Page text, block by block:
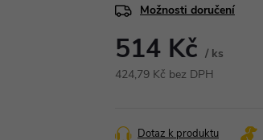
Možnosti doručení
514 Kč / ks
424,79 Kč bez DPH
Dotaz k produktu